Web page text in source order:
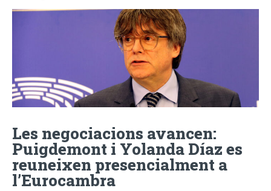
Les negociacions avancen:
Puigdemont i Yolanda Díaz es
reuneixen presencialment a
l’Eurocambra